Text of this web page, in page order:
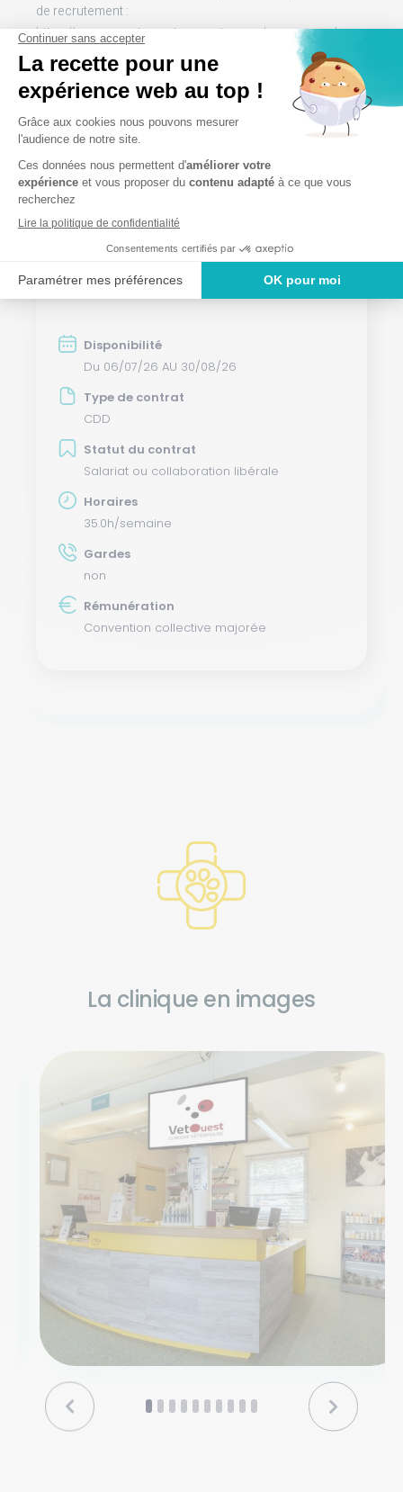
de recrutement :
https://www.recrutement-monveto.com/processus-de-
recrutement/
Une question sur le poste ou la clinique ? Contactez
Mariama par téléphone ou par e-mail pour échanger
directement sur votre projet professionnel.
Postuler
Votre contrat
Disponibilité
Du 06/07/26 AU 30/08/26
Type de contrat
CDD
Statut du contrat
Salariat ou collaboration libérale
Horaires
35.0h/semaine
Gardes
non
Rémunération
Convention collective majorée
La clinique en images